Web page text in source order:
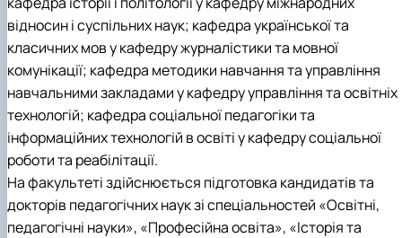
відносин і суспільних наук; кафедра української та
класичних мов у кафедру журналістики та мовної
комунікації; кафедра методики навчання та управління
навчальними закладами у кафедру управління та освітніх
технологій; кафедра соціальної педагогіки та
інформаційних технологій в освіті у кафедру соціальної
роботи та реабілітації.
На факультеті здійснюється підготовка кандидатів та
докторів педагогічних наук зі спеціальностей «Освітні,
педагогічні науки», «Професійна освіта», «Історія та